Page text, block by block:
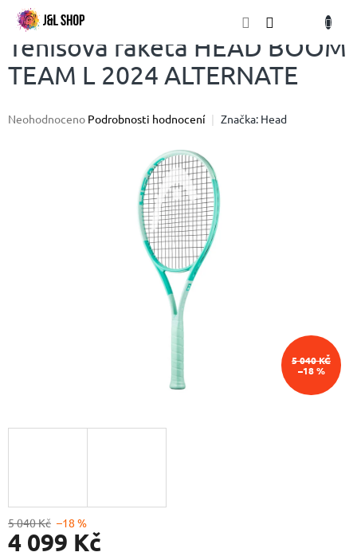
Přejít
obsahTenisová raketa HEAD BOOM
TEAM L 2024 ALTERNATE
Průměrné
Neohodnoceno Podrobnosti hodnocení Značka: Head
5 040 KČ
–18 %
5 040 Kč –18 %
4 099 Kč